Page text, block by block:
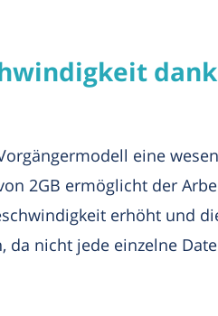
eine
2GB ermöglicht der
erhöht und
nicht jede einzelne